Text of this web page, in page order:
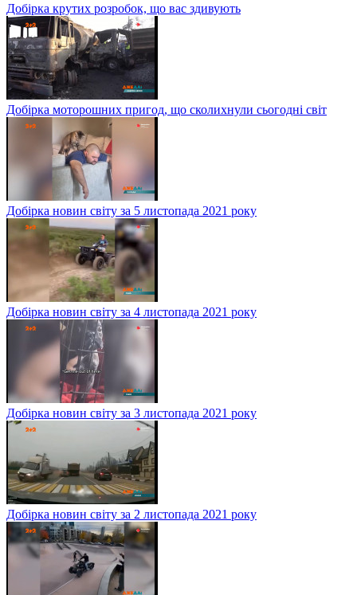
Добірка крутих розробок, що вас здивують
Добірка моторошних пригод, що сколихнули сьогодні світ
Добірка новин світу за 5 листопада 2021 року
Добірка новин світу за 4 листопада 2021 року
Добірка новин світу за 3 листопада 2021 року
Добірка новин світу за 2 листопада 2021 року